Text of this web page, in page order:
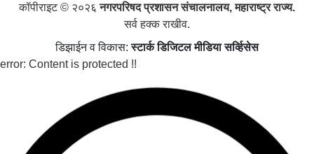
कॉपीराइट © २०२६नगरपरिषद प्रशासन संचालनालय, महाराष्ट्र राज्य.
सर्व हक्क राखीव.
डिझाईन व विकास:स्टार्क डिजिटल मीडिया सर्व्हिसेस
error: Content is protected !!